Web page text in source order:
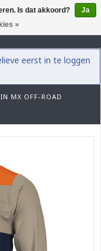
0
eerst in te loggen
MX OFF-ROAD
Is dat akkoord?
Ja
»